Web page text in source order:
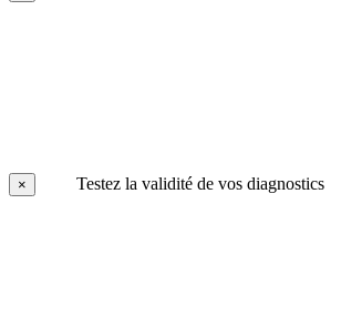
× Testez la validité de vos diagnostics